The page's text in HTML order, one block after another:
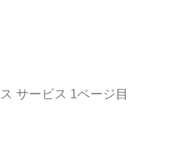
サービス 1ページ目